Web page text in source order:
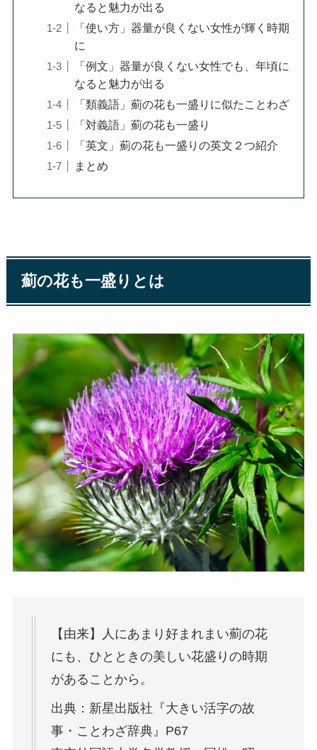
なると魅力が出る
「使い方」器量が良くない女性が輝く時期
に
「例文」器量が良くない女性でも、年頃に
なると魅力が出る
「類義語」薊の花も一盛りに似たことわざ
「対義語」薊の花も一盛り
「英文」薊の花も一盛りの英文２つ紹介
まとめ
薊の花も一盛りとは
【由来】人にあまり好まれまい薊の花
にも、ひとときの美しい花盛りの時期
があることから。
出典：新星出版社『大きい活字の故
事・ことわざ辞典』P67